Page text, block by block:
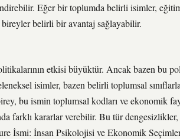
Eğer bir toplumda belirli isimler,
belirli bir avantaj sağlayabilir.
etkisi büyüktür. Ancak bazen bu
isimler, bazen belirli toplumsal
bu ismin toplumsal kodları ve ekonomik
farklı kararlar verebilir. Bu tür
İsmi: İnsan Psikolojisi ve Ekonomik